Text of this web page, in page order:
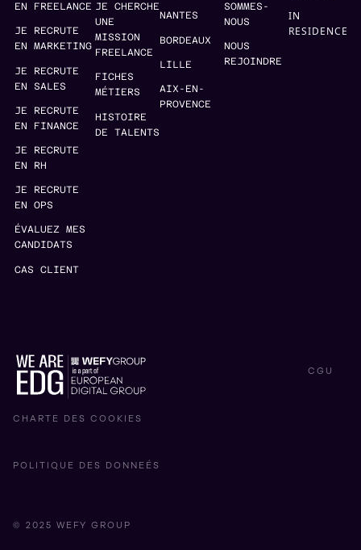
EN FREELANCE
JE RECRUTE
EN MARKETING
JE RECRUTE
EN SALES
JE RECRUTE
EN FINANCE
JE RECRUTE
EN RH
JE RECRUTE
EN OPS
ÉVALUEZ MES
CANDIDATS
CAS CLIENT
JE CHERCHE
UNE
MISSION
FREELANCE
FICHES
MÉTIERS
HISTOIRE
DE TALENTS
NANTES
BORDEAUX
LILLE
AIX-EN-
PROVENCE
SOMMES-
NOUS
NOUS
REJOINDRE
IN
RESIDENCE
© 2025 WEFY GROUP
CHARTE DES COOKIES
POLITIQUE DES DONNEÉS
CGU